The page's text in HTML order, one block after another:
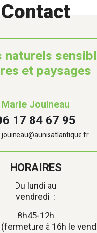
Contact
naturels
et paysages
Marie Jouineau
17 84 67 95
HORAIRES
Du lundi au
vendredi :
8h45-12h
à 16h le